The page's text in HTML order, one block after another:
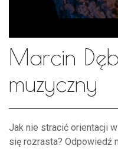
Marcin
muzyczny
Jak nie stracić orientacji
się rozrasta? Odpowiedź